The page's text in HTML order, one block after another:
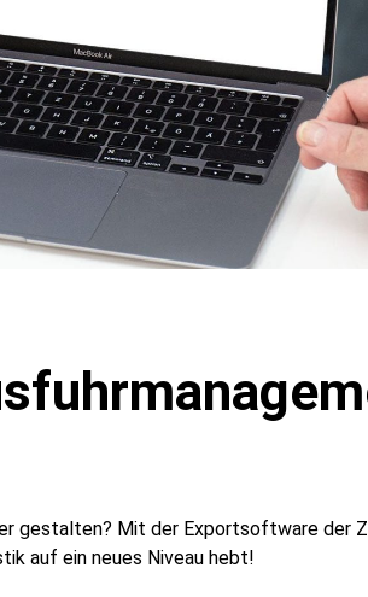
gestalten? Mit der Exportsoftware der
auf ein neues Niveau hebt!